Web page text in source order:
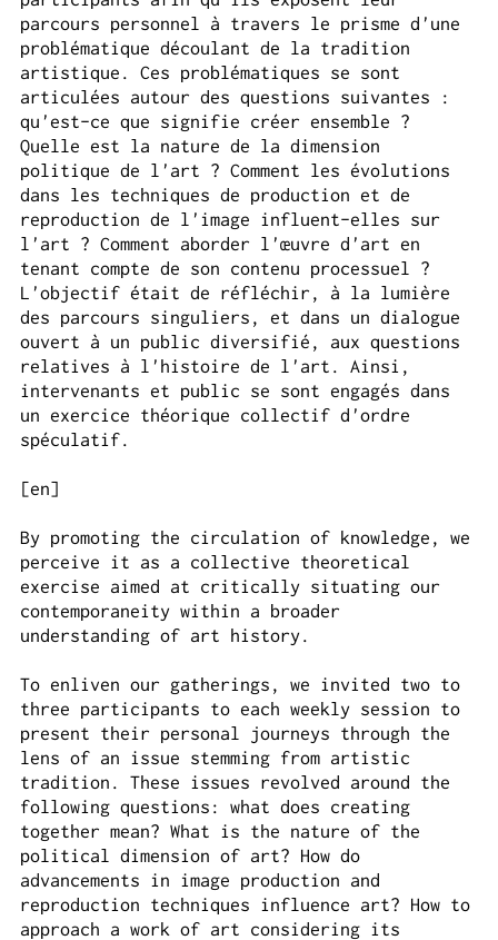
parcours personnel à travers le prisme d'une
problématique découlant de la tradition
artistique. Ces problématiques se sont
articulées autour des questions suivantes :
qu'est-ce que signifie créer ensemble ?
Quelle est la nature de la dimension
politique de l'art ? Comment les évolutions
dans les techniques de production et de
reproduction de l'image influent-elles sur
l'art ? Comment aborder l'œuvre d'art en
tenant compte de son contenu processuel ?
L'objectif était de réfléchir, à la lumière
des parcours singuliers, et dans un dialogue
ouvert à un public diversifié, aux questions
relatives à l'histoire de l'art. Ainsi,
intervenants et public se sont engagés dans
un exercice théorique collectif d'ordre
spéculatif.
[en]
By promoting the circulation of knowledge, we
perceive it as a collective theoretical
exercise aimed at critically situating our
contemporaneity within a broader
understanding of art history.
To enliven our gatherings, we invited two to
three participants to each weekly session to
present their personal journeys through the
lens of an issue stemming from artistic
tradition. These issues revolved around the
following questions: what does creating
together mean? What is the nature of the
political dimension of art? How do
advancements in image production and
reproduction techniques influence art? How to
approach a work of art considering its